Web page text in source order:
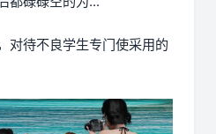
对待不良学生专门使采用的